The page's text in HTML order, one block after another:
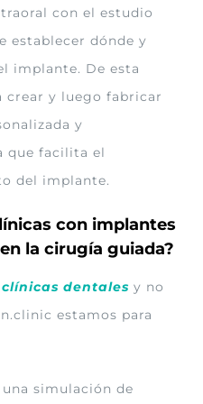
con el estudio
establecer dónde y
implante. De esta
crear y luego fabricar
y
que facilita el
del implante.
con implantes
la cirugía guiada?
clínicas dentales y no
estamos para
simulación de